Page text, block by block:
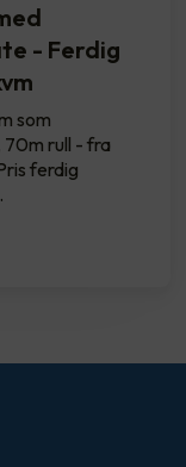
- Ferdig
som
rull - fra
ferdig